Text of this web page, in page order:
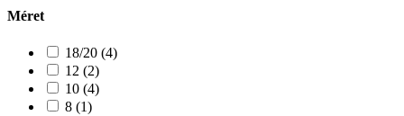
Méret
18/20 (4)
12 (2)
10 (4)
8 (1)